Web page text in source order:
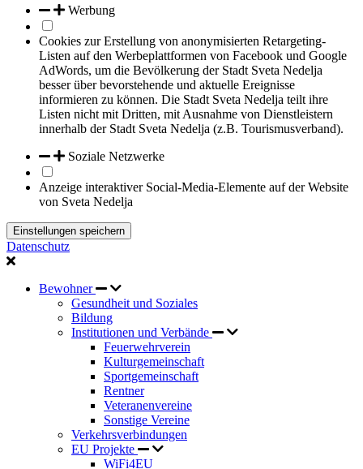
Werbung
Cookies zur Erstellung von anonymisierten Retargeting-
Listen auf den Werbeplattformen von Facebook und Google
AdWords, um die Bevölkerung der Stadt Sveta Nedelja
besser über bevorstehende und aktuelle Ereignisse
informieren zu können. Die Stadt Sveta Nedelja teilt ihre
Listen nicht mit Dritten, mit Ausnahme von Dienstleistern
innerhalb der Stadt Sveta Nedelja (z.B. Tourismusverband).
Soziale Netzwerke
Anzeige interaktiver Social-Media-Elemente auf der Website
von Sveta Nedelja
Einstellungen speichern
Datenschutz
Bewohner
Gesundheit und Soziales
Bildung
Institutionen und Verbände
Feuerwehrverein
Kulturgemeinschaft
Sportgemeinschaft
Rentner
Veteranenvereine
Sonstige Vereine
Verkehrsverbindungen
EU Projekte
WiFi4EU